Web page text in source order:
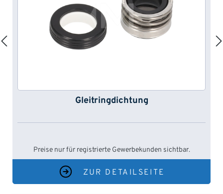
Gleitringdichtung
Preise nur für registrierte Gewerbekunden sichtbar.
ZUR DETAILSEITE